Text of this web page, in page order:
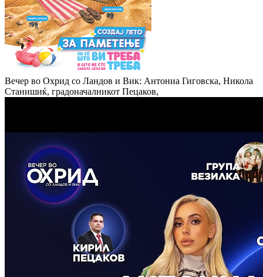
Вечер во Охрид со Ландов и Вик: Антониа Гиговска, Никола
Станишиќ, градоначалникот Пецаков,